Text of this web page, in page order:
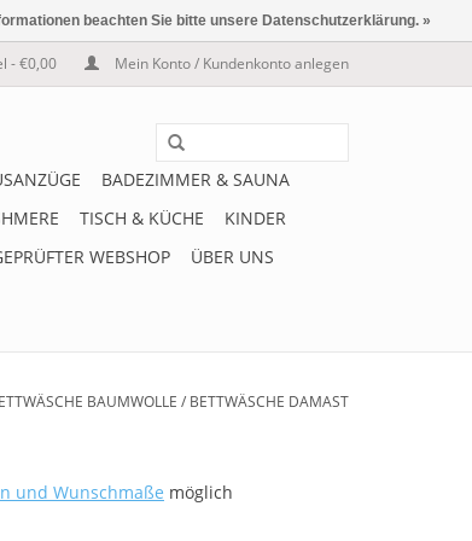
- €0,00 Mein Konto / Kundenkonto anlegen
BADEZIMMER & SAUNA
TISCH & KÜCHE
KINDER
WEBSHOP
ÜBER UNS
BAUMWOLLE / BETTWÄSCHE DAMAST
und Wunschmaße möglich
beachten Sie bitte unsere Datenschutzerklärung. »